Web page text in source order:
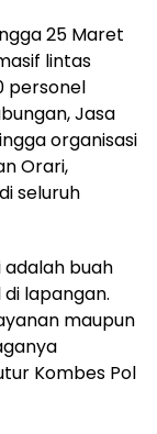
25 Maret
lintas
personel
Jasa
organisasi
Orari,
seluruh
adalah buah
lapangan.
maupun
Kombes Pol